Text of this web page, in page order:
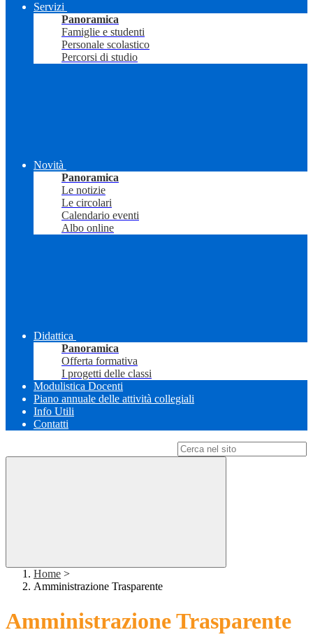
Servizi
Panoramica
Famiglie e studenti
Personale scolastico
Percorsi di studio
Novità
Panoramica
Le notizie
Le circolari
Calendario eventi
Albo online
Didattica
Panoramica
Offerta formativa
I progetti delle classi
Modulistica Docenti
Piano annuale delle attività collegiali
Info Utili
Contatti
Home >
Amministrazione Trasparente
Amministrazione Trasparente